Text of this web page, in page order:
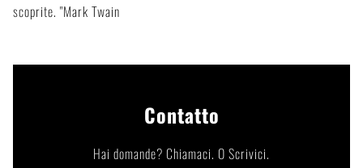
scoprite. "Mark Twain
Contatto
Hai domande? Chiamaci. O Scrivici.